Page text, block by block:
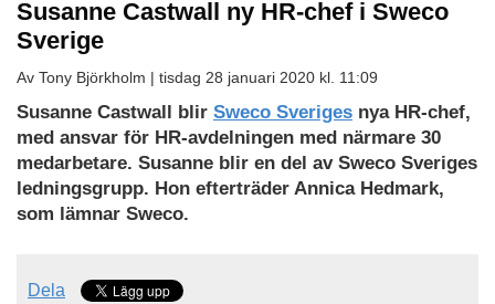
Susanne Castwall ny HR-chef i Sweco
Sverige
Av Tony Björkholm | tisdag 28 januari 2020 kl. 11:09
Susanne Castwall blir Sweco Sveriges nya HR-chef,
med ansvar för HR-avdelningen med närmare 30
medarbetare. Susanne blir en del av Sweco Sveriges
ledningsgrupp. Hon efterträder Annica Hedmark,
som lämnar Sweco.
Dela